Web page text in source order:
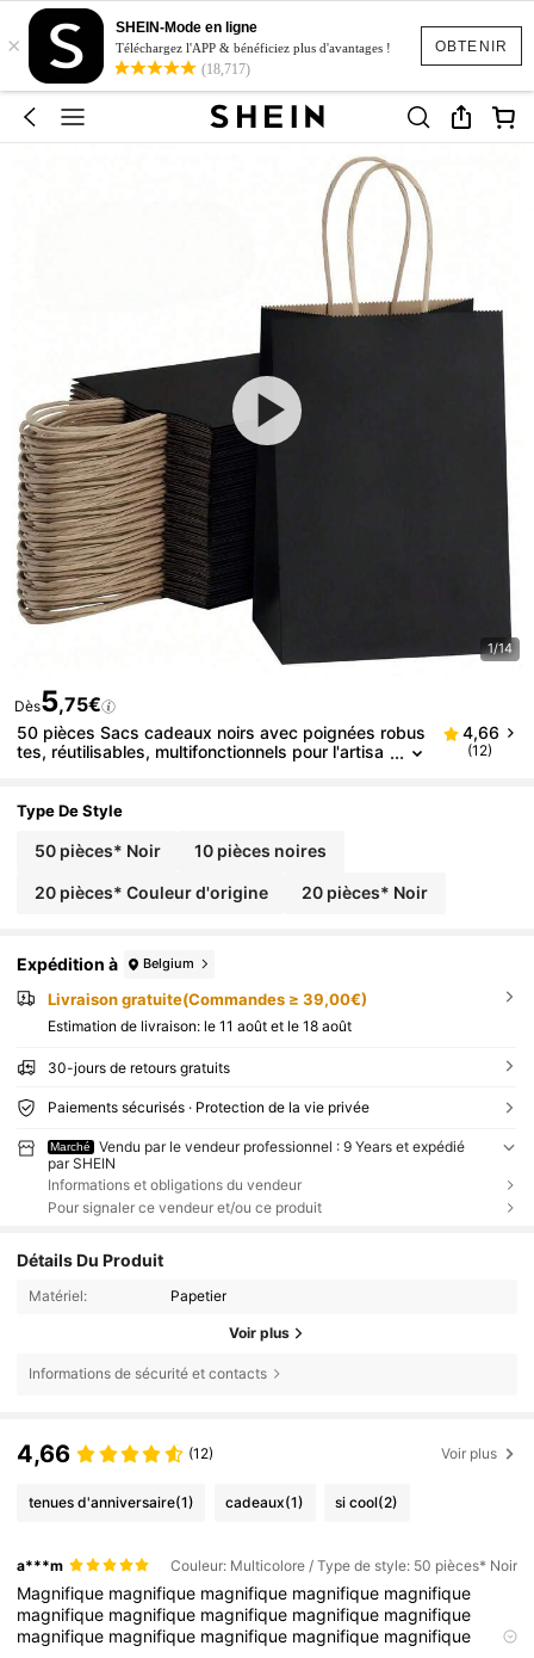
OBTENIR
×
SHEIN-Mode en ligne
Téléchargez l'APP & bénéficiez plus d'avantages !
(18,717)
1/14
Dès5,75€
50 pièces Sacs cadeaux noirs avec poignées robus
tes, réutilisables, multifonctionnels pour l'artisa
et l'usage domestique 10/20/50 pièces
4,66
(12)
Type De Style
50 pièces* Noir 10 pièces noires
20 pièces* Couleur d'origine 20 pièces* Noir
Expédition à Belgium
Livraison gratuite(Commandes ≥ 39,00€)
Estimation de livraison: le 11 août et le 18 août
30-jours de retours gratuits
Paiements sécurisés · Protection de la vie privée
Marché
Vendu par le vendeur professionnel : 9 Years et expédié
par SHEIN
Informations et obligations du vendeur
Pour signaler ce vendeur et/ou ce produit
Détails Du Produit
Matériel: Papetier
Voir plus
Informations de sécurité et contacts
4,66 (12) Voir plus
tenues d'anniversaire(1) cadeaux(1) si cool(2)
a***m Couleur: Multicolore / Type de style: 50 pièces* Noir
Magnifique magnifique magnifique magnifique magnifique
magnifique magnifique magnifique magnifique magnifique
magnifique magnifique magnifique magnifique magnifique